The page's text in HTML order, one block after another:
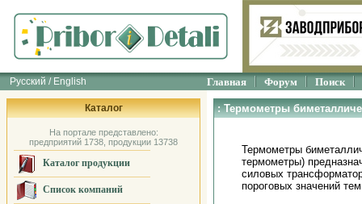
Русский / English Главная Форум Поиск
Каталог
На портале представлено:
предприятий 1738, продукции 13738
Каталог продукции
Список компаний
: Термометры
Термометры
термометры)
силовых
пороговых значений